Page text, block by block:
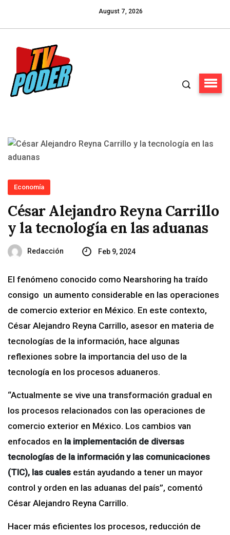
August 7, 2026
Economía
César Alejandro Reyna Carrillo
y la tecnología en las aduanas
Redacción Feb 9, 2024
El fenómeno conocido como Nearshoring ha traído
consigo un aumento considerable en las operaciones
de comercio exterior en México. En este contexto,
César Alejandro Reyna Carrillo, asesor en materia de
tecnologías de la información, hace algunas
reflexiones sobre la importancia del uso de la
tecnología en los procesos aduaneros.
“Actualmente se vive una transformación gradual en
los procesos relacionados con las operaciones de
comercio exterior en México. Los cambios van
enfocados en la implementación de diversas
tecnologías de la información y las comunicaciones
(TIC), las cuales están ayudando a tener un mayor
control y orden en las aduanas del país”, comentó
César Alejandro Reyna Carrillo.
Hacer más eficientes los procesos, reducción de